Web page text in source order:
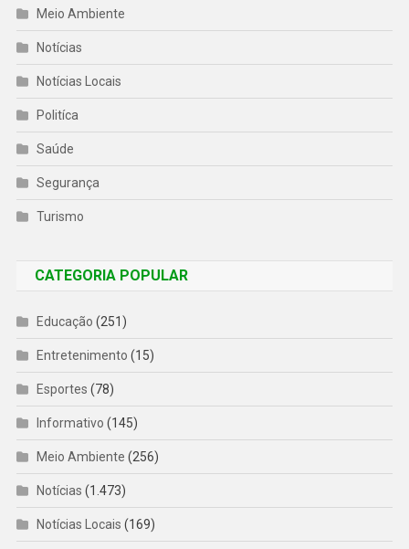
Meio Ambiente
Notícias
Notícias Locais
Politíca
Saúde
Segurança
Turismo
CATEGORIA POPULAR
Educação (251)
Entretenimento (15)
Esportes (78)
Informativo (145)
Meio Ambiente (256)
Notícias (1.473)
Notícias Locais (169)